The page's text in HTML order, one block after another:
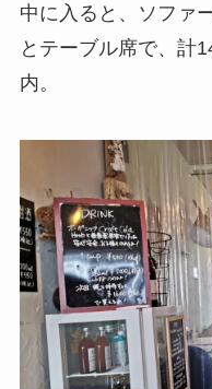
中に入ると、ソファ
とテーブル席で、計
内。